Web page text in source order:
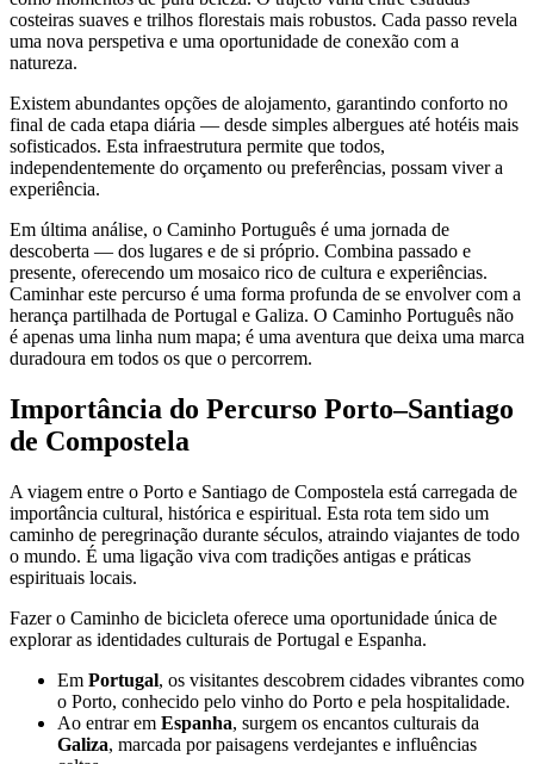
Tours Vinícolas pelo Douro de Bicicleta - Top Bike Tours
7 Dias|4/5
costeiras suaves e trilhos florestais mais robustos. Cada passo revela
uma nova perspetiva e uma oportunidade de conexão com a
natureza.
Existem abundantes opções de alojamento, garantindo conforto no
final de cada etapa diária — desde simples albergues até hotéis mais
sofisticados. Esta infraestrutura permite que todos,
independentemente do orçamento ou preferências, possam viver a
experiência.
Em última análise, o Caminho Português é uma jornada de
descoberta — dos lugares e de si próprio. Combina passado e
presente, oferecendo um mosaico rico de cultura e experiências.
Caminhar este percurso é uma forma profunda de se envolver com a
herança partilhada de Portugal e Galiza. O Caminho Português não
é apenas uma linha num mapa; é uma aventura que deixa uma marca
duradoura em todos os que o percorrem.
Importância do Percurso Porto–Santiago
de Compostela
A viagem entre o Porto e Santiago de Compostela está carregada de
importância cultural, histórica e espiritual. Esta rota tem sido um
caminho de peregrinação durante séculos, atraindo viajantes de todo
o mundo. É uma ligação viva com tradições antigas e práticas
espirituais locais.
Fazer o Caminho de bicicleta oferece uma oportunidade única de
explorar as identidades culturais de Portugal e Espanha.
Em Portugal, os visitantes descobrem cidades vibrantes como
o Porto, conhecido pelo vinho do Porto e pela hospitalidade.
Ao entrar em Espanha, surgem os encantos culturais da
Galiza, marcada por paisagens verdejantes e influências